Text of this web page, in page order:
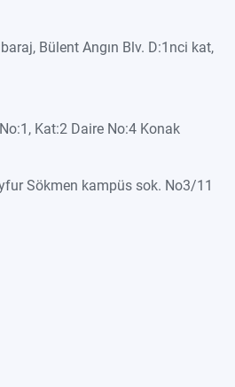
Bülent Angın Blv. D:1nci kat,
Kat:2 Daire No:4 Konak
Sökmen kampüs sok. No3/11